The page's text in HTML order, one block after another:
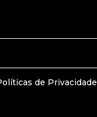
de Privacidade